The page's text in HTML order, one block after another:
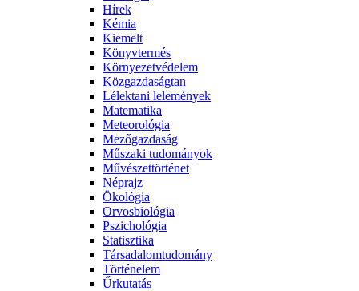
Hírek
Kémia
Kiemelt
Könyvtermés
Környezetvédelem
Közgazdaságtan
Lélektani lelemények
Matematika
Meteorológia
Mezőgazdaság
Műszaki tudományok
Művészettörténet
Néprajz
Ökológia
Orvosbiológia
Pszichológia
Statisztika
Társadalomtudomány
Történelem
Űrkutatás